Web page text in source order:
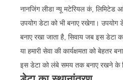
नानजिंग लीडा न्यू मटेरियल कं, लिमिटेड
उपयोग डेटा को भी बनाए रखेगा।
बनाए रखा जाता है, सिवाय जब इस डेटा
या हमारी सेवा की कार्यक्षमता को बेहतर
इस डेटा को लंबे समय तक बनाए रखने के